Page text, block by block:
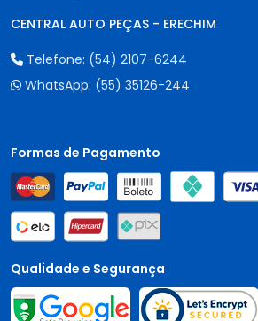
CENTRAL AUTO PEÇAS - ERECHIM
Telefone: (54) 2107-6244
WhatsApp: (55) 35126-244
Formas de Pagamento
Qualidade e Segurança